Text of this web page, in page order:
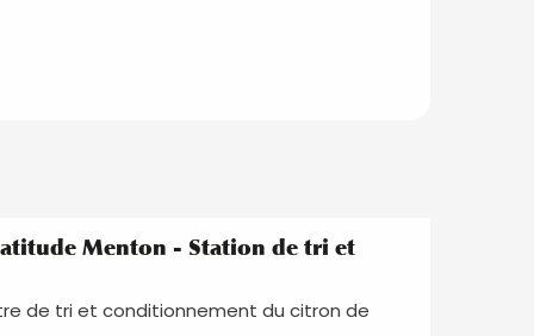
Menton - Station de tri et
de tri et conditionnement du citron de